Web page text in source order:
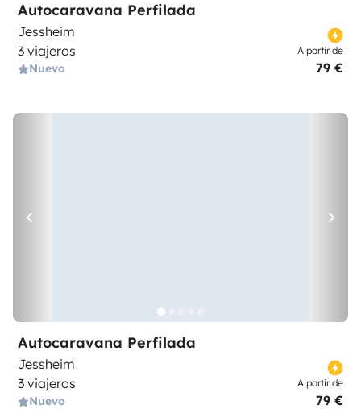
Autocaravana Perfilada
Jessheim
3 viajeros
Nuevo
A partir de
79 €
Autocaravana Perfilada
Jessheim
3 viajeros
Nuevo
A partir de
79 €